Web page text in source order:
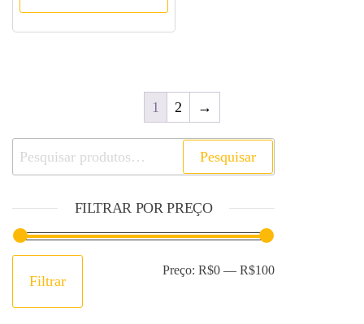
1 2 →
Pesquisar
FILTRAR POR PREÇO
Filtrar
Preço: R$0 — R$100